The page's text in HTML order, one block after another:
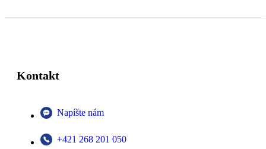
Kontakt
Napíšte nám
+421 268 201 050